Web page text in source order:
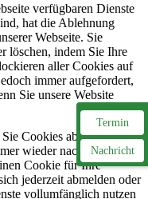
verfügbaren Dienste
hat die Ablehnung
Webseite. Sie
löschen, indem Sie Ihre
aller Cookies auf
immer aufgefordert,
Sie unsere Website
Cookies ablehnen
wieder nach Cookies
Cookie für Ihre
jederzeit abmelden oder
vollumfänglich nutzen
Termin
Nachricht